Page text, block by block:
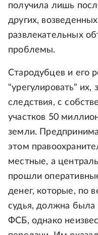
получила лишь
других,
развлекательных
проблемы.
Стародубцев и его
"урегулировать" их,
следствия, с
участков 50
земли.
этом
местные, а
прошли
денег, которые, по
судья, должна была
ФСБ, однако